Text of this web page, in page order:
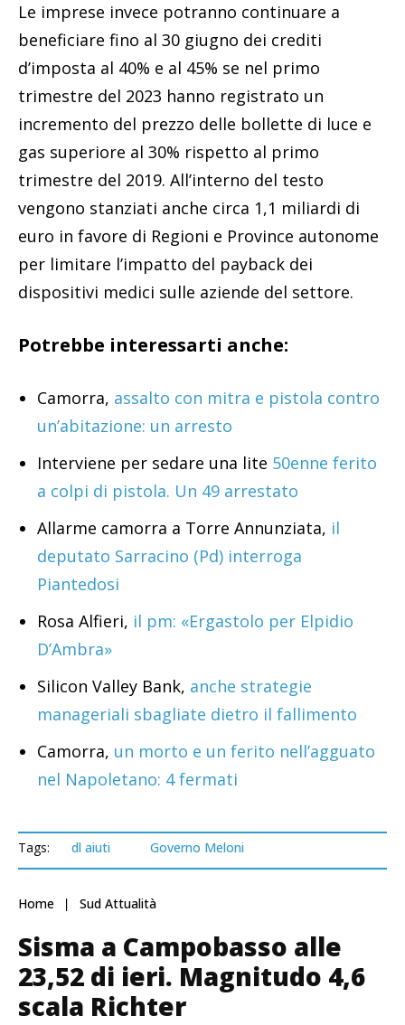
Le imprese invece potranno continuare a
beneficiare fino al 30 giugno dei crediti
d’imposta al 40% e al 45% se nel primo
trimestre del 2023 hanno registrato un
incremento del prezzo delle bollette di luce e
gas superiore al 30% rispetto al primo
trimestre del 2019. All’interno del testo
vengono stanziati anche circa 1,1 miliardi di
euro in favore di Regioni e Province autonome
per limitare l’impatto del payback dei
dispositivi medici sulle aziende del settore.
Potrebbe interessarti anche:
Camorra, assalto con mitra e pistola contro
un’abitazione: un arresto
Interviene per sedare una lite 50enne ferito
a colpi di pistola. Un 49 arrestato
Allarme camorra a Torre Annunziata, il
deputato Sarracino (Pd) interroga
Piantedosi
Rosa Alfieri, il pm: «Ergastolo per Elpidio
D’Ambra»
Silicon Valley Bank, anche strategie
manageriali sbagliate dietro il fallimento
Camorra, un morto e un ferito nell’agguato
nel Napoletano: 4 fermati
Tags: dl aiuti Governo Meloni
Home Sud Attualità
Sisma a Campobasso alle
23,52 di ieri. Magnitudo 4,6
scala Richter